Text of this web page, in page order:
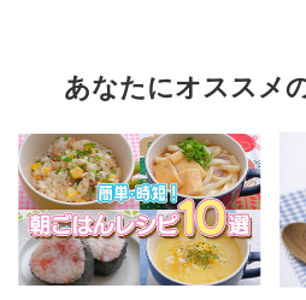
あなたにオススメ